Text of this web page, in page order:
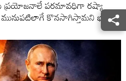
ప్రయోజనాలే పరమావధిగా రష్యా
మునుపటిలాగే కొనసాగిస్తామని భారత్